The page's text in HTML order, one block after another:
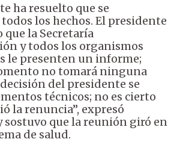
ha resuelto que se
los hechos. El presidente
que la Secretaría
y todos los organismos
le presenten un informe;
no tomará ninguna
del presidente se
técnicos; no es cierto
la renuncia”, expresó
sostuvo que la reunión giró en
de salud.